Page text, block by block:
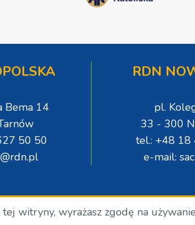
Bema 14
50 50
RDN
pl.
33 - 300
tel.: +48
e-mail:
witryny, wyrażasz zgodę na